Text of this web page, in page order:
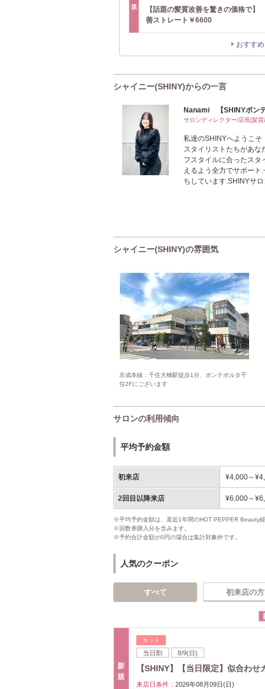
規
【話題の髪質改善を驚きの価格で
善ストレート￥6600
おすす
シャイニー(SHINY)からの一言
Nanami 【SHINYポンテ
サロンディレクター/店長[髪
私達のSHINYへようこそ
スタイリストたちがあな
フスタイルに合ったスタ
えるよう全力でサポー
ちしています.SHINYサ
シャイニー(SHINY)の雰囲気
京成本線：千住大橋駅徒歩1分、ポンテポルタ千
住2Fにございます
サロンの利用傾向
平均予約金額
初来店 ¥4,000～
2回目以降来店 ¥6,000～
※平均予約金額は、直近1年間のHOT PEPPER Beauty
※回数券購入分を含みます。
※予約合計金額が0円の場合は集計対象外です。
人気のクーポン
すべて 初来店の方
新
規
カット
当日割 8/9(日)
【SHINY】【当日限定】似合わ
来店日条件： 2026年08月09日(日)